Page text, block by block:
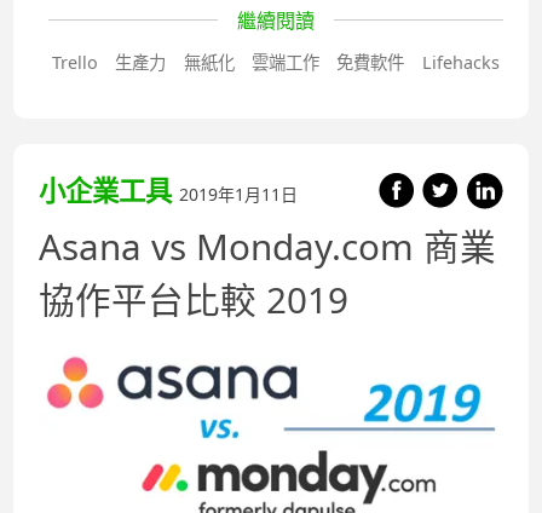
繼續閱讀
Trello 生產力 無紙化 雲端工作 免費軟件 Lifehacks
小企業工具 2019年1月11日
Asana vs Monday.com 商業
協作平台比較 2019